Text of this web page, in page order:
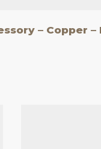
– Copper –